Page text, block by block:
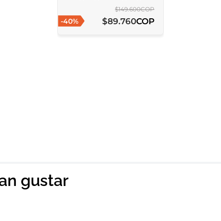
-40%
$149.600COP
$89.760COP
gustar